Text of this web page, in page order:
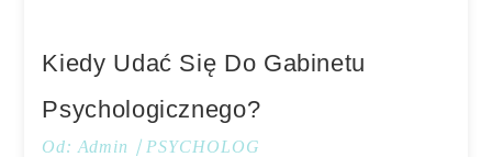
Kiedy Udać Się Do Gabinetu
Psychologicznego?
Od: Admin PSYCHOLOG